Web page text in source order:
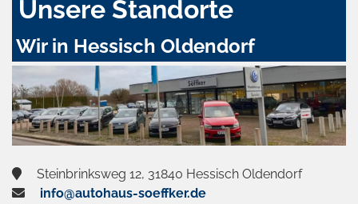
Unsere Standorte
Wir in Hessisch Oldendorf
Steinbrinksweg 12, 31840 Hessisch Oldendorf
info@autohaus-soeffker.de